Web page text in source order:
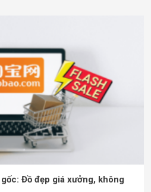
Đồ đẹp giá xưởng, không